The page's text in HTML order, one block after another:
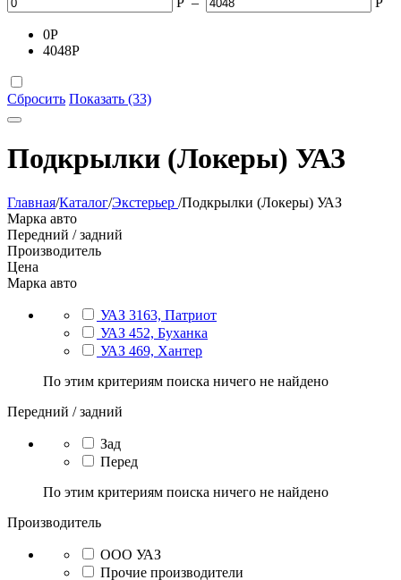
0Р
4048Р
Сбросить Показать (33)
Подкрылки (Локеры) УАЗ
Главная/Каталог/Экстерьер /Подкрылки (Локеры) УАЗ
Марка авто
Передний / задний
Производитель
Цена
Марка авто
УАЗ 3163, Патриот
УАЗ 452, Буханка
УАЗ 469, Хантер
По этим критериям поиска ничего не найдено
Передний / задний
Зад
Перед
По этим критериям поиска ничего не найдено
Производитель
ООО УАЗ
Прочие производители